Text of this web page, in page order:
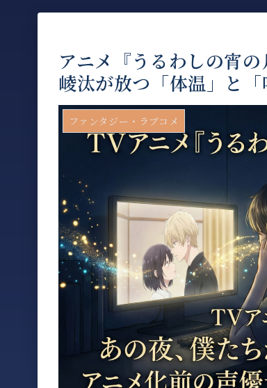
アニメ『うるわしの宵
崚汰が放つ「体温」と
ファンタジー・ラブコメ